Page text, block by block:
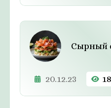
Сырный
20.12.23 18